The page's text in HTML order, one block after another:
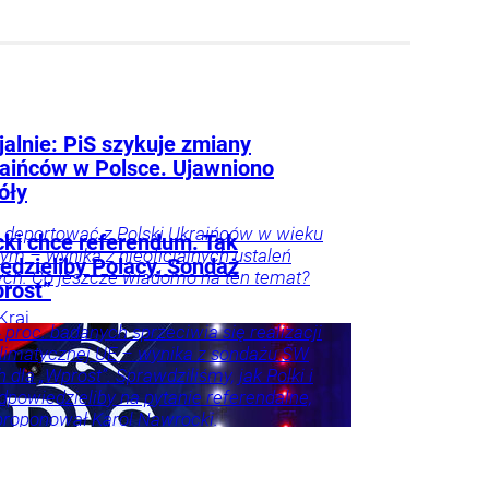
PiS szykuje zmiany
w Polsce. Ujawniono
deportować z Polski Ukraińców w wieku
– wynika z nieoficjalnych ustaleń
Co jeszcze wiadomo na ten temat?
chce referendum. Tak
Polacy. Sondaż
proc. badanych sprzeciwia się realizacji
UE – wynika z sondażu SW
dla „Wprost”. Sprawdziliśmy, jak Polki i
na pytanie referendalne,
Karol Nawrocki.